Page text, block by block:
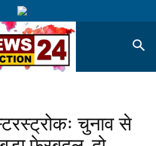
चुनाव से